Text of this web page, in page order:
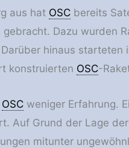
aus hat OSCbereits
Dazu wurden
hinaus starteten
konstruierten OSC-
OSCweniger Erfahrung.
Auf Grund der Lage
mitunter